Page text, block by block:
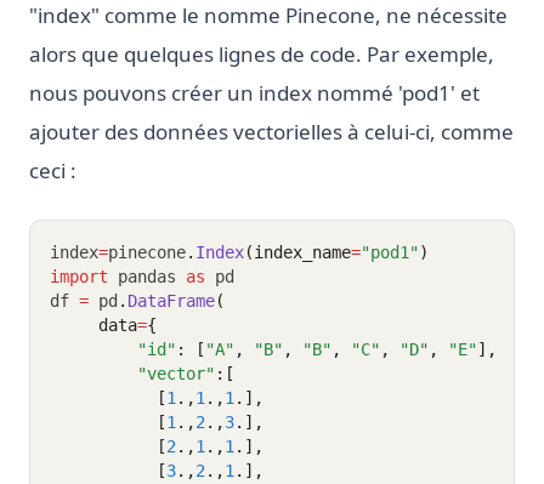
"index" comme le nomme Pinecone, ne nécessite
alors que quelques lignes de code. Par exemple,
nous pouvons créer un index nommé 'pod1' et
ajouter des données vectorielles à celui-ci, comme
ceci :
index=pinecone. Index(index_name="pod1")
import pandas as pd
df = pd . DataFrame(
     data
={
"id" : [ "A" , "B" , "B" , "C" , "D" , "E"],
"vector" :[
           [
1 .,1 .,1 .],
           [
1 .,2 .,3.],
           [
2 .,1 .,1 .],
           [
3.,2 .,1 .],